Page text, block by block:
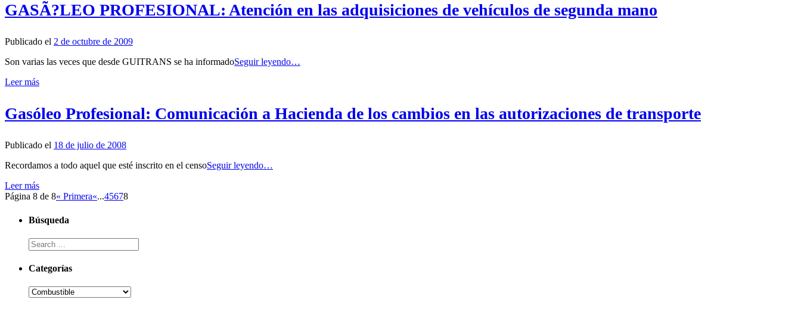
GASÃ?LEO PROFESIONAL: Atención en las adquisiciones de vehículos de segunda mano
Publicado el 2 de octubre de 2009
Son varias las veces que desde GUITRANS se ha informadoSeguir leyendo…
Leer más
Gasóleo Profesional: Comunicación a Hacienda de los cambios en las autorizaciones de transporte
Publicado el 18 de julio de 2008
Recordamos a todo aquel que esté inscrito en el censoSeguir leyendo…
Leer más
Página 8 de 8« Primera«...45678
Búsqueda
Categorías